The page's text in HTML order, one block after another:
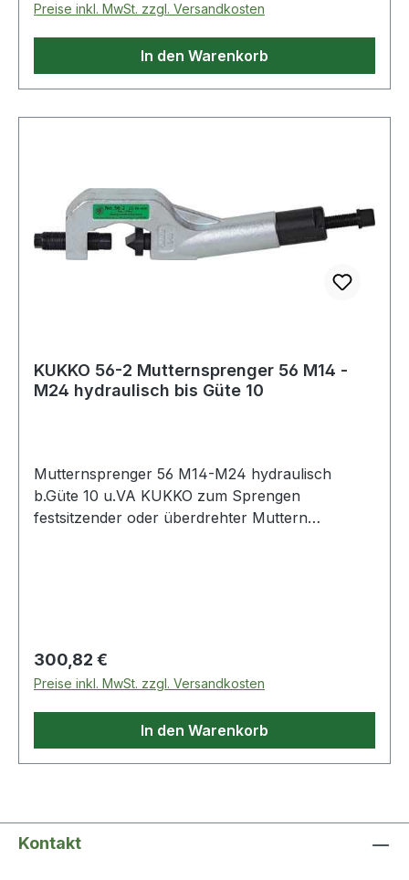
Preise inkl. MwSt. zzgl. Versandkosten
In den Warenkorb
KUKKO 56-2 Mutternsprenger 56 M14 -
M24 hydraulisch bis Güte 10
Mutternsprenger 56 M14-M24 hydraulisch
b.Güte 10 u.VA KUKKO zum Sprengen
festsitzender oder überdrehter Muttern
Regulärer Preis:
300,82 €
Preise inkl. MwSt. zzgl. Versandkosten
In den Warenkorb
Kontakt